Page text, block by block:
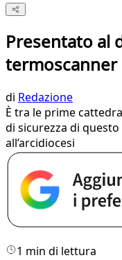
Presentato al
termoscanner
di Redazione
È tra le prime
di sicurezza di
all’arcidiocesi
1 min di lettura